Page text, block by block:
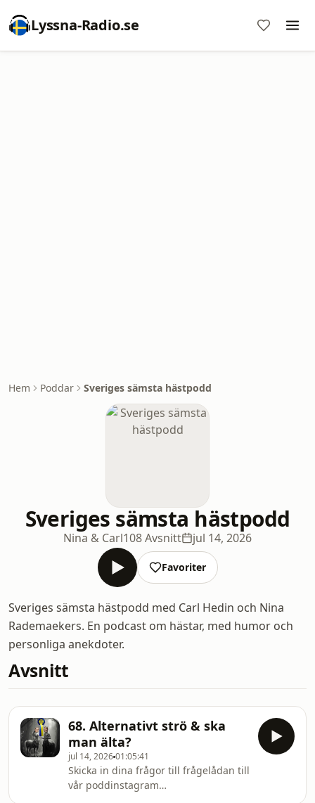
Lyssna-Radio.se
Hem Poddar Sveriges sämsta hästpodd
Sveriges sämsta hästpodd
Nina & Carl108 Avsnitt jul 14, 2026
Favoriter
Sveriges sämsta hästpodd med Carl Hedin och Nina
Rademaekers. En podcast om hästar, med humor och
personliga anekdoter.
Avsnitt
68. Alternativt strö & ska
man älta?
jul 14, 202601:05:41
Skicka in dina frågor till frågelådan till
vår poddinstagram